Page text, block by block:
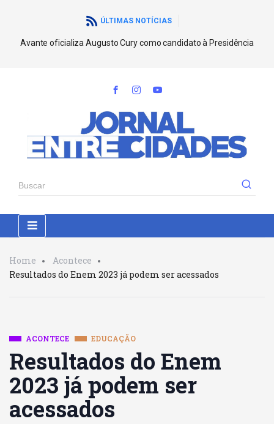
ÚLTIMAS NOTÍCIAS
Avante oficializa Augusto Cury como candidato à Presidência
Home
Acontece
Resultados do Enem 2023 já podem ser acessados
ACONTECE EDUCAÇÃO
Resultados do Enem
2023 já podem ser
acessados